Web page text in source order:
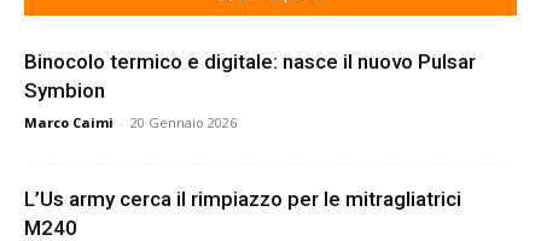
Binocolo termico e digitale: nasce il nuovo Pulsar
Symbion
Marco Caimi - 20 Gennaio 2026
L’Us army cerca il rimpiazzo per le mitragliatrici
M240